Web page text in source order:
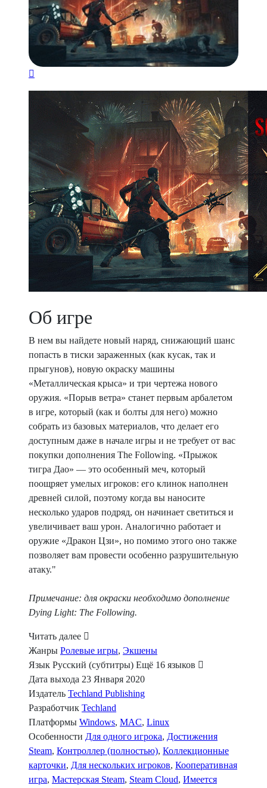
Об игре
В нем вы найдете новый наряд, снижающий шанс
попасть в тиски зараженных (как кусак, так и
прыгунов), новую окраску машины
«Металлическая крыса» и три чертежа нового
оружия. «Порыв ветра» станет первым арбалетом
в игре, который (как и болты для него) можно
собрать из базовых материалов, что делает его
доступным даже в начале игры и не требует от вас
покупки дополнения The Following. «Прыжок
тигра Дао» — это особенный меч, который
поощряет умелых игроков: его клинок наполнен
древней силой, поэтому когда вы наносите
несколько ударов подряд, он начинает светиться и
увеличивает ваш урон. Аналогично работает и
оружие «Дракон Цзи», но помимо этого оно также
позволяет вам провести особенно разрушительную
атаку."
Примечание: для окраски необходимо дополнение
Dying Light: The Following.
Читать далее
Жанры Ролевые игры, Экшены
Язык Русский (субтитры) Ещё 16 языков
Дата выхода 23 Января 2020
Издатель Techland Publishing
Разработчик Techland
Платформы Windows, MAC, Linux
Особенности Для одного игрока, Достижения
Steam, Контроллер (полностью), Коллекционные
карточки, Для нескольких игроков, Кооперативная
игра, Мастерская Steam, Steam Cloud, Имеется